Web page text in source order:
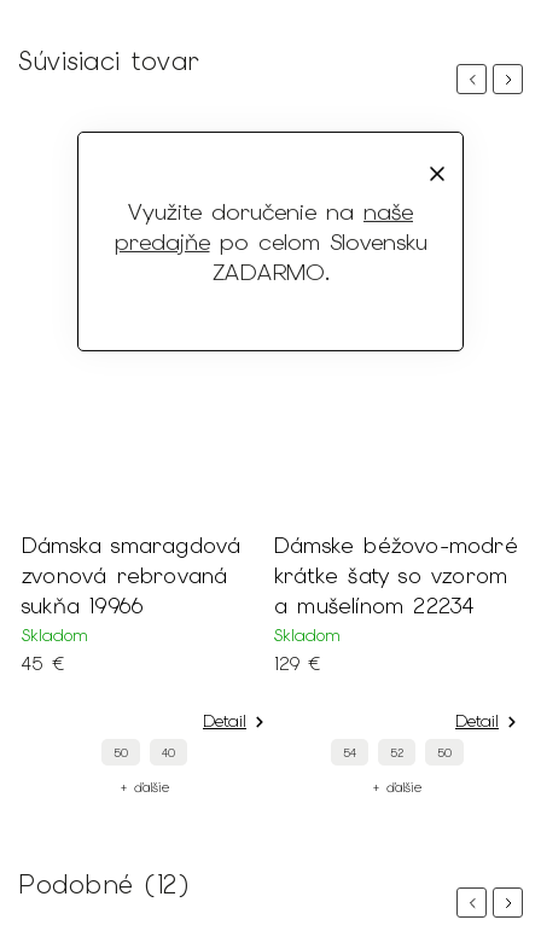
Využite doručenie na naše
predajňepo celom Slovensku
ZADARMO.
Súvisiaci tovar
Previous
Dámska smaragdová
zvonová rebrovaná
sukňa 19966
Skladom
45 €
Detail
50 40
+ ďalšie
Dámske béžovo-modré
krátke šaty so vzorom
a mušelínom 22234
Skladom
129 €
Detail
54 52 50
+ ďalšie
Next
Podobné (12)
PreviousNext